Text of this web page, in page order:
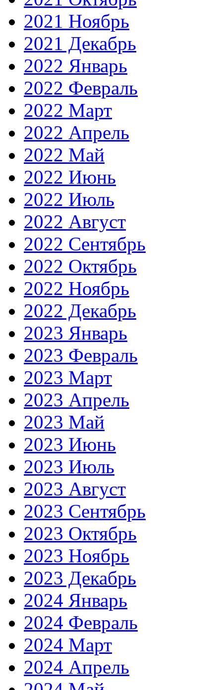
2021 Ноябрь
2021 Декабрь
2022 Январь
2022 Февраль
2022 Март
2022 Апрель
2022 Май
2022 Июнь
2022 Июль
2022 Август
2022 Сентябрь
2022 Октябрь
2022 Ноябрь
2022 Декабрь
2023 Январь
2023 Февраль
2023 Март
2023 Апрель
2023 Май
2023 Июнь
2023 Июль
2023 Август
2023 Сентябрь
2023 Октябрь
2023 Ноябрь
2023 Декабрь
2024 Январь
2024 Февраль
2024 Март
2024 Апрель